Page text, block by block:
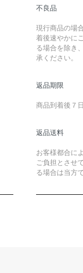
不良品
現行商品の場
着後速やかに
る場合を除き
承ください。
返品期限
商品到着後７
返品送料
お客様都合に
ご負担とさせ
る場合は当方